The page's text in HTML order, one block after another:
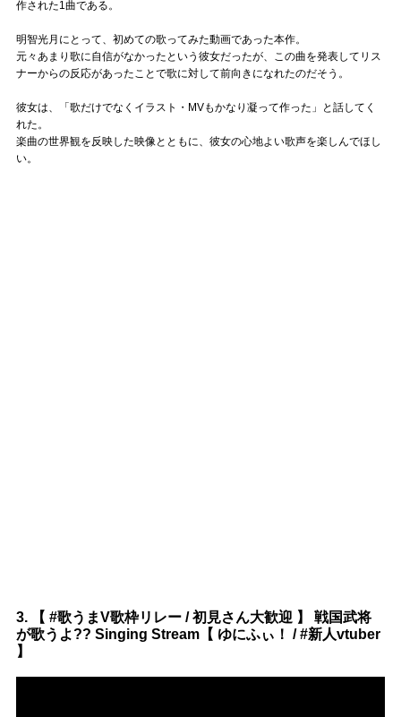
作された1曲である。
明智光月にとって、初めての歌ってみた動画であった本作。
元々あまり歌に自信がなかったという彼女だったが、この曲を発表してリス
ナーからの反応があったことで歌に対して前向きになれたのだそう。
彼女は、「歌だけでなくイラスト・MVもかなり凝って作った」と話してく
れた。
楽曲の世界観を反映した映像とともに、彼女の心地よい歌声を楽しんでほし
い。
3. 【 #歌うまV歌枠リレー / 初見さん大歓迎 】 戦国武将
が歌うよ?? Singing Stream【 ゆにふぃ！ / #新人vtuber
】